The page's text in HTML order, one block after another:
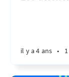
il y a 4 ans •